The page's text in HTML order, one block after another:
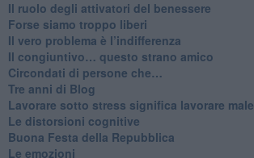
​Il ruolo degli attivatori del benessere
​Forse siamo troppo liberi
​Il vero problema è l’indifferenza
​Il congiuntivo… questo strano amico
​Circondati di persone che…
​Tre anni di Blog
​Lavorare sotto stress significa lavorare male
​Le distorsioni cognitive
​Buona Festa della Repubblica
Le emozioni